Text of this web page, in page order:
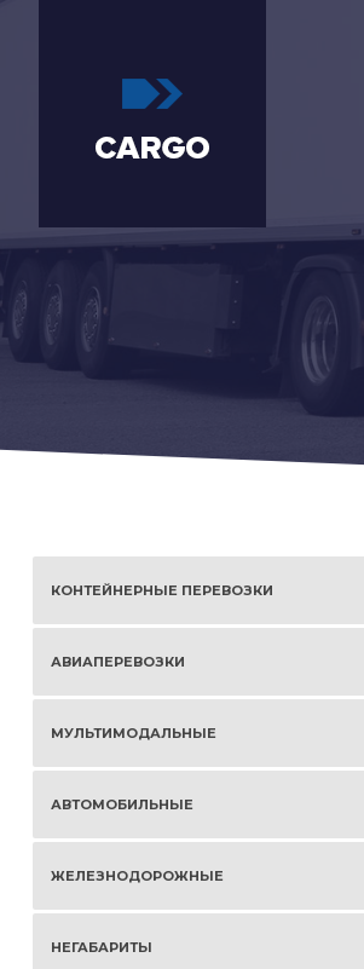
КОНТЕЙНЕРНЫЕ ПЕРЕВОЗКИ
АВИАПЕРЕВОЗКИ
МУЛЬТИМОДАЛЬНЫЕ
АВТОМОБИЛЬНЫЕ
ЖЕЛЕЗНОДОРОЖНЫЕ
НЕГАБАРИТЫ